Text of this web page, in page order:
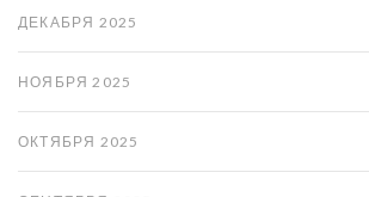
ДЕКАБРЯ 2025
НОЯБРЯ 2025
ОКТЯБРЯ 2025